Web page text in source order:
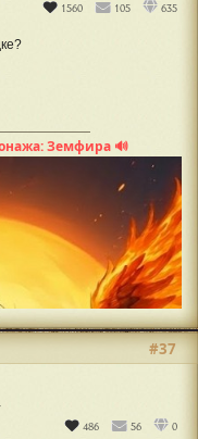
1560 105 635
Земфира 🔊
486 56 0
#37